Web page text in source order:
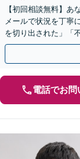
【初回相談無料】あ
メールで状況を丁寧
を切り出された」「
【リーズナブルな料
電話でお問